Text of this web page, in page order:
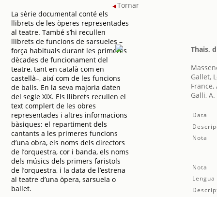
La sèrie documental conté els
llibrets de les òperes representades
al teatre. També s’hi recullen
llibrets de funcions de sarsueles –
força habituals durant les primeres
dècades de funcionament del
teatre, tant en català com en
castellà–, així com de les funcions
de balls. En la seva majoria daten
del segle XIX. Els llibrets recullen el
text complert de les obres
representades i altres informacions
bàsiques: el repartiment dels
cantants a les primeres funcions
d’una obra, els noms dels directors
de l’orquestra, cor i banda, els noms
dels músics dels primers faristols
de l’orquestra, i la data de l’estrena
al teatre d’una òpera, sarsuela o
ballet.
Tornar
Thais,
Gallet,
Galli, A.
Data
Nota
Nota
Lengua